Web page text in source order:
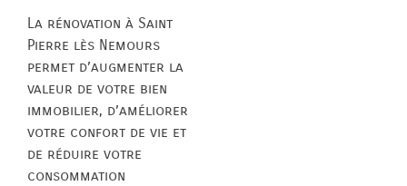
La rénovation à Saint
Pierre lès Nemours
permet d’augmenter la
valeur de votre bien
immobilier, d’améliorer
votre confort de vie et
de réduire votre
consommation